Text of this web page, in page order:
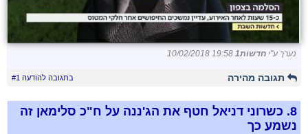
נערך ע"י חדשות1 10/02/2018 19:58
תגובה מהירה בתגובה להודעה #1
8. כשרוני דניאל חטף את הג'ננה על ח"כ סלימאן זה
נשמע כך